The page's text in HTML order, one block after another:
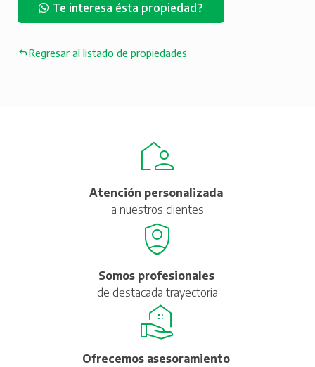
Te interesa ésta propiedad?
Regresar al listado de propiedades
Atención personalizada
a nuestros clientes
Somos profesionales
de destacada trayectoria
Ofrecemos asesoramiento